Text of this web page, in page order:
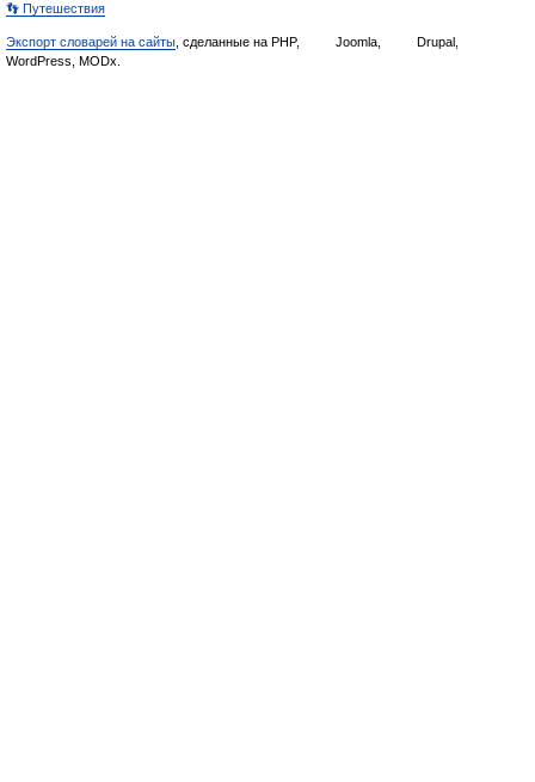
👣 Путешествия
Экспорт словарей на сайты , сделанные на PHP, Joomla,
Drupal,
WordPress, MODx.